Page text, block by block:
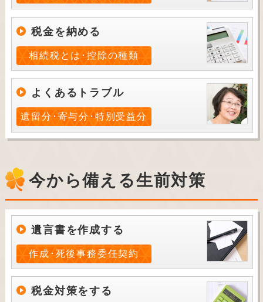
税金を納める
相続税とは･控除の種類
よくあるトラブル
遺留分･寄与分･特別受益分
今から備える生前対策
遺言書を作成する
作成･死後事務委任契約
税金対策をする